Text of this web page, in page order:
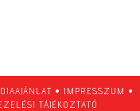
• IMPRESSZUM •
TÁJÉKOZTATÓ